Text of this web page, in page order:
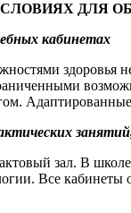
ДЛЯ
кабинетах
здоровья
зал. В
Все кабинеты